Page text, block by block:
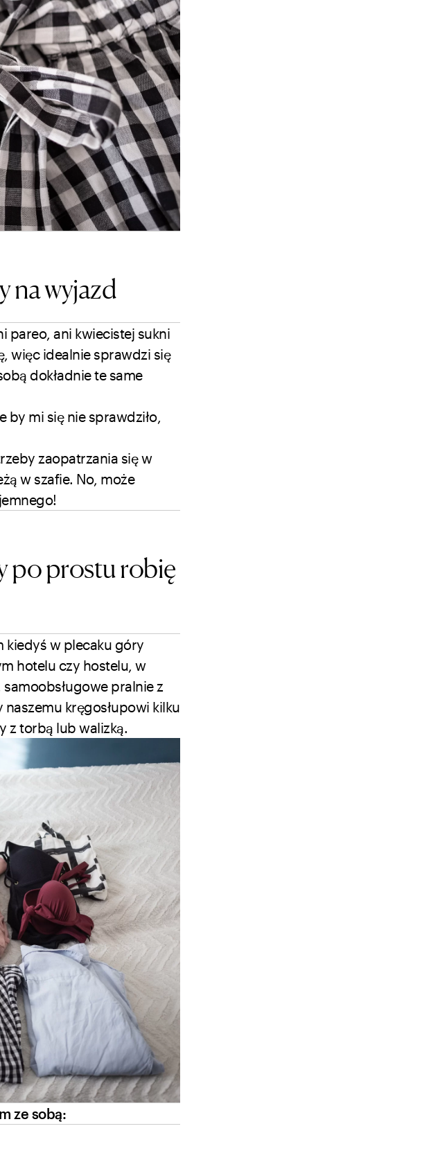
na wyjazd
pareo, ani kwiecistej sukni
więc idealnie sprawdzi się
dokładnie te same
by mi się nie sprawdziło,
zaopatrzania się w
w szafie. No, może
po prostu robię
kiedyś w plecaku góry
hotelu czy hostelu, w
pralnie z
naszemu kręgosłupowi kilku
z torbą lub walizką.
ze sobą: